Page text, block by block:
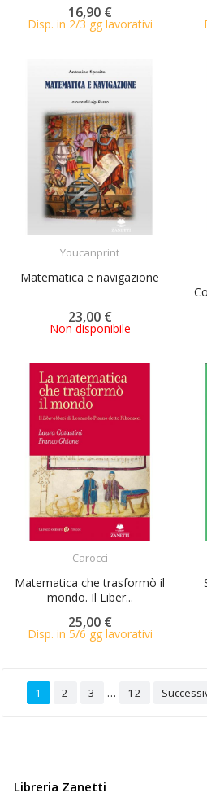
16,90 €
Disp. in 2/3 gg lavorativi
Youcanprint
Matematica e navigazione
23,00 €
Non disponibile
Carocci
Matematica che trasformò il
mondo. Il Liber...
25,00 €
Disp. in 5/6 gg lavorativi
1 2 3 … 12
Libreria Zanetti